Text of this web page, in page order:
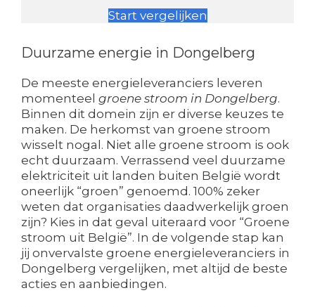
Start vergelijken
Duurzame energie in Dongelberg
De meeste energieleveranciers leveren
momenteel groene stroom in Dongelberg.
Binnen dit domein zijn er diverse keuzes te
maken. De herkomst van groene stroom
wisselt nogal. Niet alle groene stroom is ook
echt duurzaam. Verrassend veel duurzame
elektriciteit uit landen buiten België wordt
oneerlijk “groen” genoemd. 100% zeker
weten dat organisaties daadwerkelijk groen
zijn? Kies in dat geval uiteraard voor “Groene
stroom uit België”. In de volgende stap kan
jij onvervalste groene energieleveranciers in
Dongelberg vergelijken, met altijd de beste
acties en aanbiedingen.